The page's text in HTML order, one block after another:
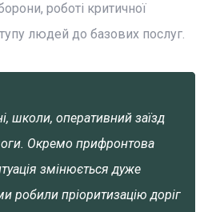
роботі критичної
людей до базових послуг.
школи, оперативний заїзд
Окремо прифронтова
змінюється дуже
робили пріоритизацію доріг